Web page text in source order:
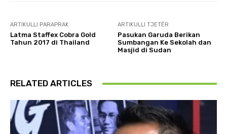
ARTIKULLI PARAPRAK
Latma Staffex Cobra Gold
Tahun 2017 di Thailand
ARTIKULLI TJETËR
Pasukan Garuda Berikan
Sumbangan Ke Sekolah dan
Masjid di Sudan
RELATED ARTICLES